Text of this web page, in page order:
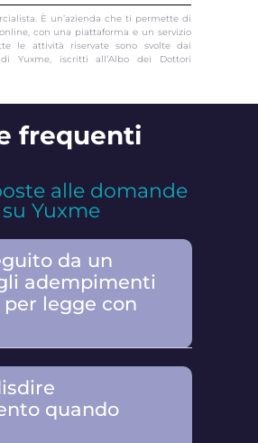
È un’azienda che ti permette di
con una piattaforma e un servizio
le attività riservate sono svolte dai
Yuxme, iscritti all’Albo dei Dottori
frequenti
alle domande
Yuxme
da un
adempimenti
legge con
quando